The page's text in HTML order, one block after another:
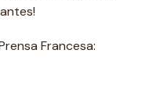
Francesa: